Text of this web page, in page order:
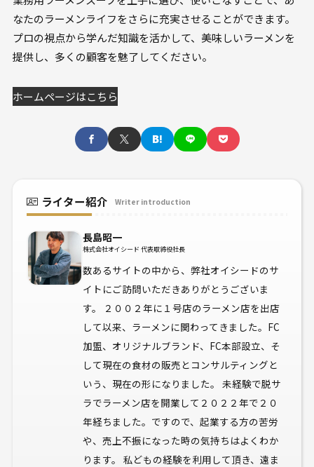
なたのラーメンライフをさらに充実させることができます。
プロの視点から学んだ知識を活かして、美味しいラーメンを
提供し、多くの顧客を魅了してください。
ホームページはこちら
ライター紹介 Writer introduction
長島昭一
株式会社オイシード 代表取締役社長
数あるサイトの中から、弊社オイシードのサ
イトにご訪問いただきありがとうございま
す。 ２００２年に１号店のラーメン店を出店
して以来、ラーメンに関わってきました。FC
加盟、オリジナルブランド、FC本部設立、そ
して現在の食材の販売とコンサルティングと
いう、現在の形になりました。 未経験で脱サ
ラでラーメン店を開業して２０２２年で２０
年経ちました。ですので、起業する方の苦労
や、売上不振になった時の気持ちはよくわか
ります。 私どもの経験を利用して頂き、遠ま